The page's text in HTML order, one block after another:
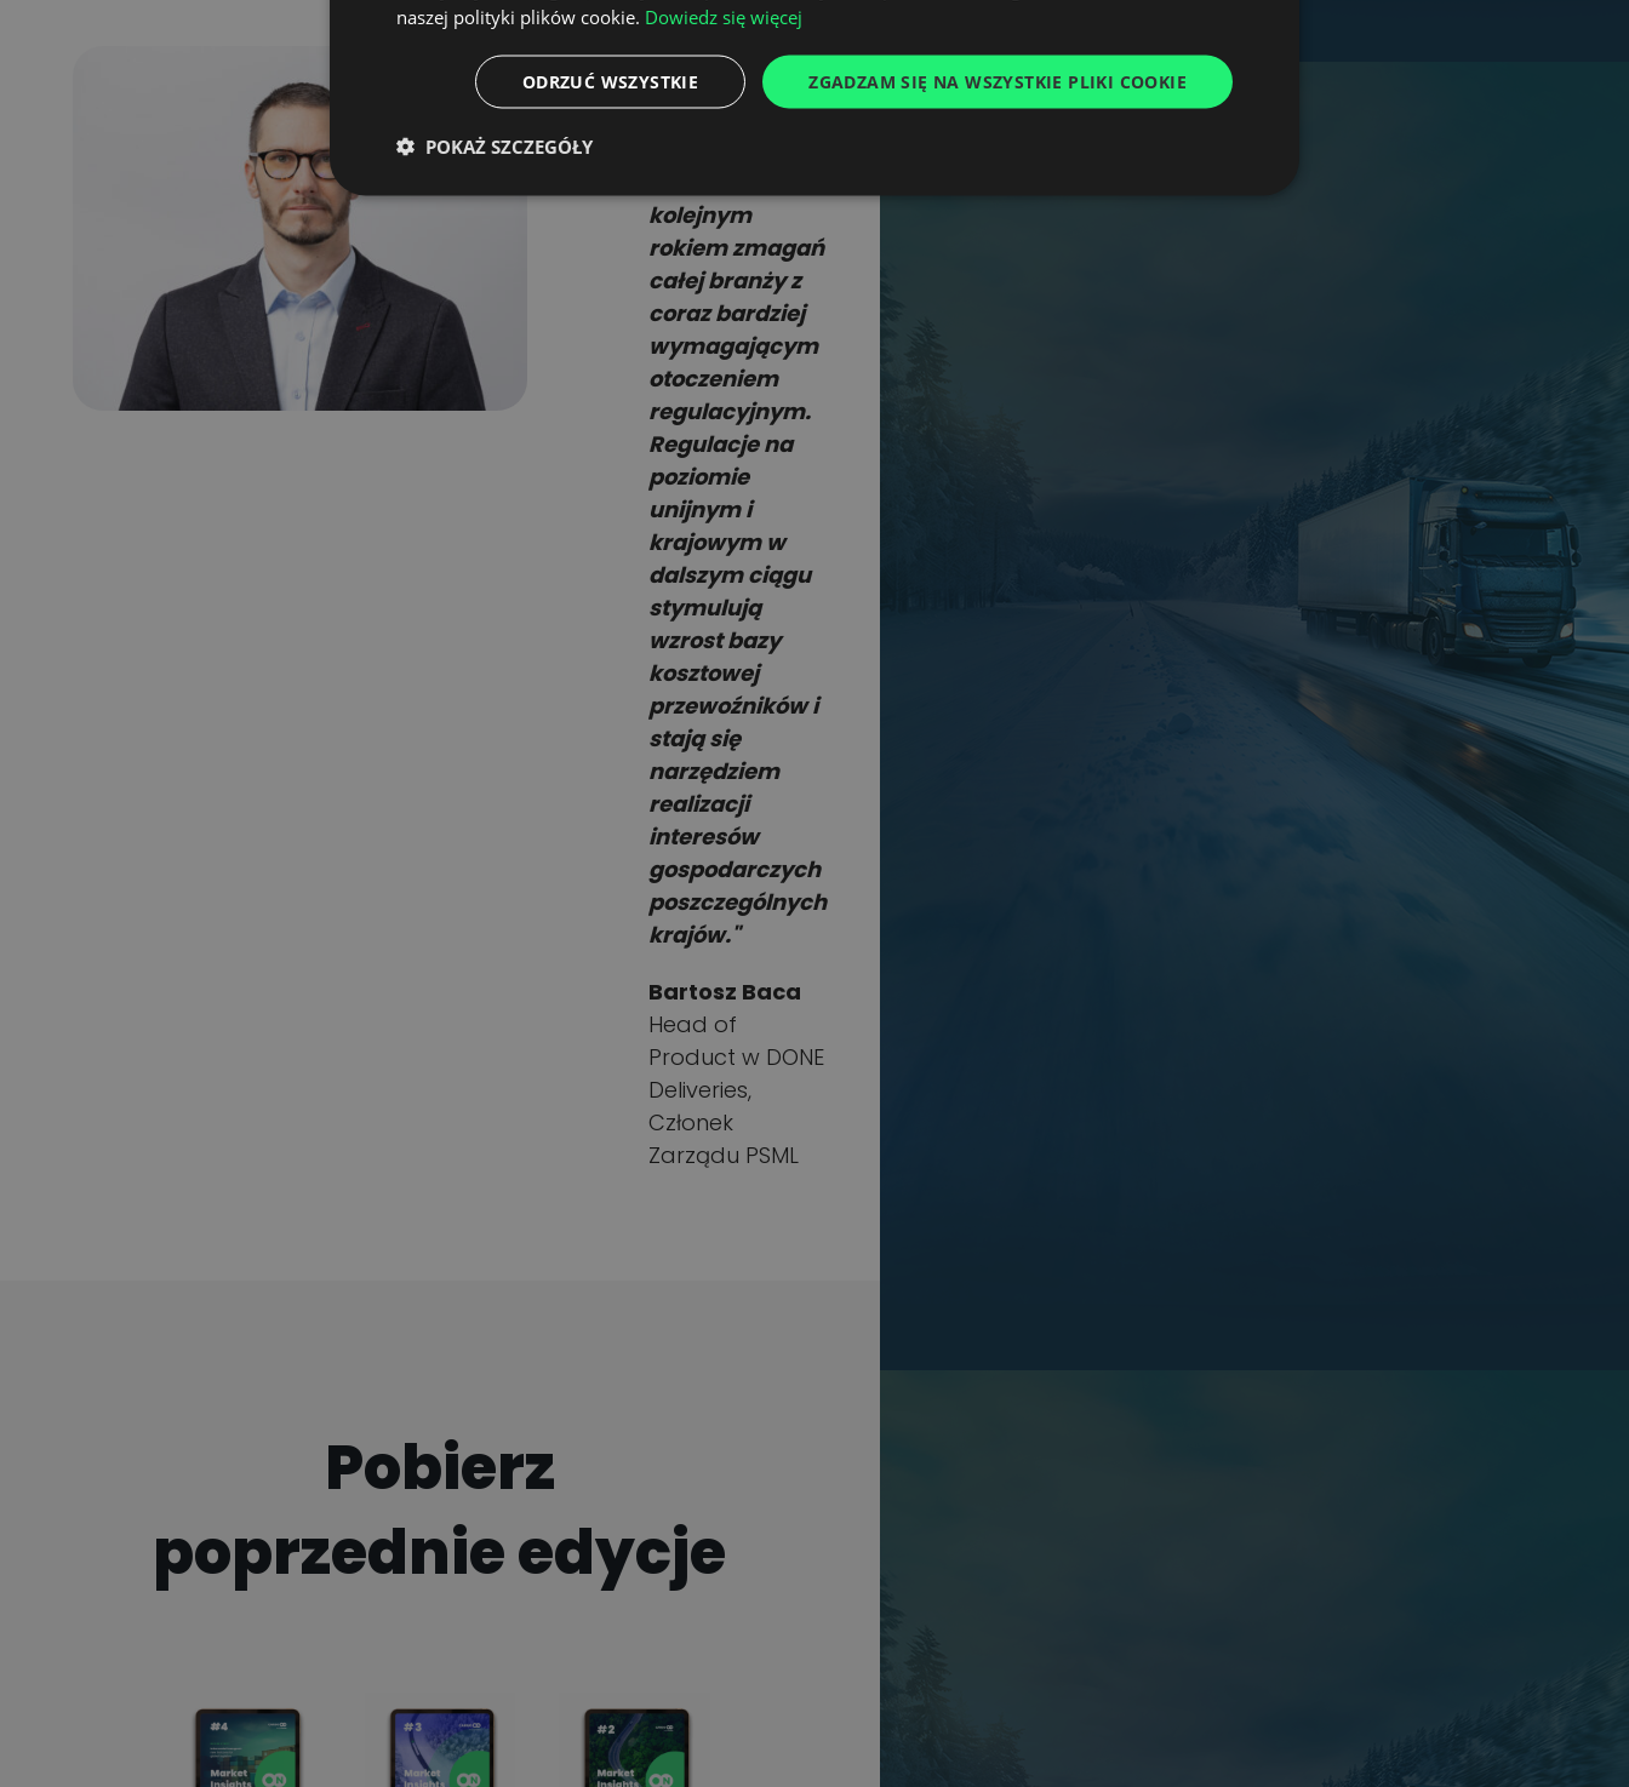
kolejnym
rokiem zmagań
całej branży z
coraz bardziej
wymagającym
otoczeniem
regulacyjnym.
Regulacje na
poziomie
unijnym i
krajowym w
dalszym ciągu
stymulują
wzrost bazy
kosztowej
przewoźników i
stają się
narzędziem
realizacji
interesów
gospodarczych
poszczególnych
krajów."
Bartosz Baca
Head of
Product w DONE
Deliveries,
Członek
Zarządu PSML
Pobierz
poprzednie edycje
UKRAINIAN
naszej polityki plików cookie. Dowiedz się więcej
ZGADZAM SIĘ NA WSZYSTKIE PLIKI COOKIE
ODRZUĆ WSZYSTKIE
POKAŻ SZCZEGÓŁY